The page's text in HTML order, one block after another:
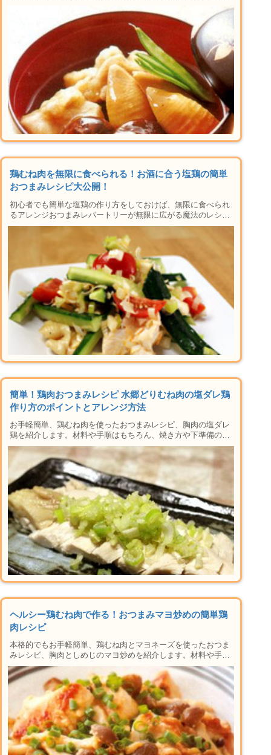
や子供でも食べやすいアレンジ、保存方法など楽しい晩酌タイ
ムに必要な情報が盛りだくさん。おかずにも使えるレシピなの
晩御飯にもおすすめ♪家で本格居酒屋メニューができちゃう人
気のシリーズです！
鶏むね肉を無限に食べられる！お酒に合う塩鶏の簡単
おつまみレシピ大公開！
初心者でも簡単な塩鶏の作り方をしておけば、無限に食べられ
るアレンジおつまみレパートリーが無限に広がる魔法のレシ
ピ、鶏むね肉を使った、胸肉の塩鶏を紹介します。材料や手順
はもちろん、焼き方や下準備のコツとしっとり仕上げる裏技、
保存方法など楽しい晩酌タイムに必要な情報が盛りだくさん。
フライパンがあれば家で本格居酒屋メニューができちゃう人気
のシリーズ！
簡単！鶏肉おつまみレシピ 水郷どりむね肉の塩ダレ鶏
作り方のポイントとアレンジ方法
お手軽簡単、鶏むね肉を使ったおつまみレシピ、胸肉の塩ダレ
鶏を紹介します。材料や手順はもちろん、焼き方や下準備のコ
ツ、無限に広がるアレンジレシピ、保存方法など楽しい晩酌タ
イムに必要な情報が盛りだくさん。フライパンがあれば家で本
格居酒屋メニューができちゃう人気のシリーズ！
ヘルシー鶏むね肉で作る！おつまみマヨ炒めの簡単鶏
肉レシピ
本格的でもお手軽簡単、鶏むね肉とマヨネーズを使ったおつま
みレシピ、胸肉としめじのマヨ炒めを紹介します。材料や手順
はもちろん、作り方や下準備のコツ、むね肉をしっとりジュー
シーに仕上げるコツやマヨネーズが分離しないポイント、子供
でも食べやすいアレンジ、保存方法など楽しい晩酌タイムに必
要な情報が盛りだくさん。おかずにも使えるレシピなの晩御飯
にもおすすめ♪家で本格居酒屋メニューができちゃう人気のシ
リーズです！